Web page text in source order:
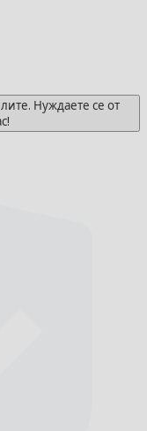
Нуждаете се от